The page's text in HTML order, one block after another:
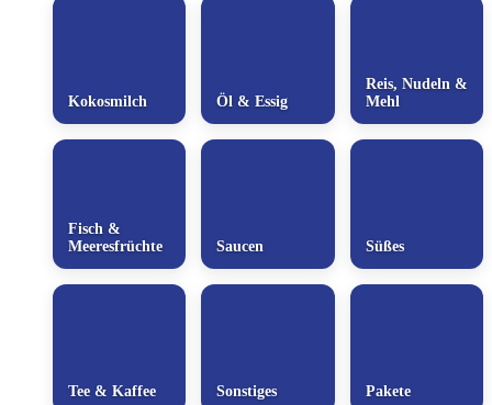
Kokosmilch Öl & Essig
Reis, Nudeln &
Mehl
Fisch &
Meeresfrüchte
Saucen Süßes
Tee & Kaffee Sonstiges Pakete